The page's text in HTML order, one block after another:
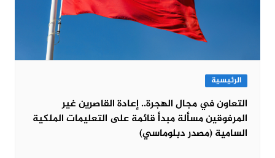
الرئيسية
التعاون في مجال الهجرة.. إعادة القاصرين غير
المرفوقين مسألة مبدأ قائمة على التعليمات الملكية
السامية (مصدر دبلوماسي)